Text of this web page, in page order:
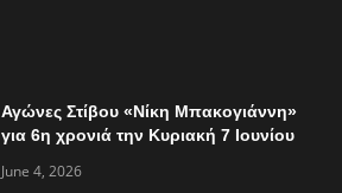
Αγώνες Στίβου «Νίκη Μπακογιάννη»
για 6η χρονιά την Κυριακή 7 Ιουνίου
June 4, 2026